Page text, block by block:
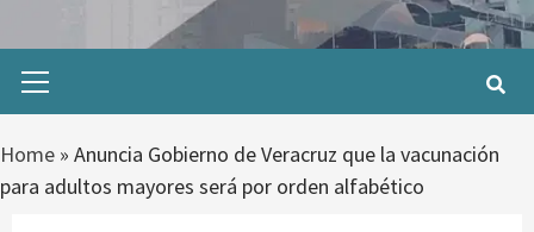
Menu
Home » Anuncia Gobierno de Veracruz que la vacunación
para adultos mayores será por orden alfabético